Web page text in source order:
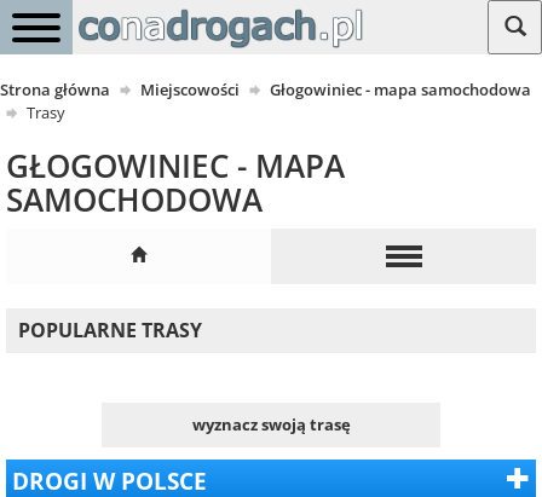
Strona główna Miejscowości
Głogowiniec - mapa samochodowa
Trasy
GŁOGOWINIEC - MAPA
SAMOCHODOWA
POPULARNE TRASY
wyznacz swoją trasę
DROGI W POLSCE